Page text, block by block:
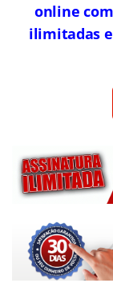
online
ilimitadas